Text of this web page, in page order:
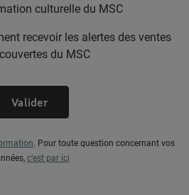
culturelle du MSC
recevoir les alertes des ventes
du MSC
Valider
. Pour toute question concernant vos
c’est par ici